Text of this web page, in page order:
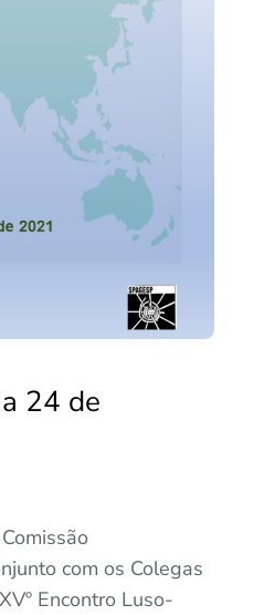
24 de
com os Colegas
Encontro Luso-